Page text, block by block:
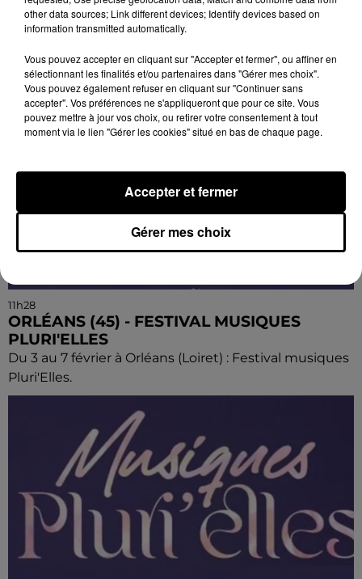
orfèvrerie.
11h28
ORLÉANS (45) - FESTIVAL MUSIQUES
PLURI'ELLES
Du 3 au 7 février à Orléans (Loiret) : Festival musiques
Pluri'Elles.
other data sources; Link different devices; Identify devices based on
information transmitted automatically.
Vous pouvez accepter en cliquant sur "Accepter et fermer", ou affiner en
sélectionnant les finalités et/ou partenaires dans "Gérer mes choix".
Vous pouvez également refuser en cliquant sur "Continuer sans
accepter". Vos préférences ne s'appliqueront que pour ce site. Vous
pouvez mettre à jour vos choix, ou retirer votre consentement à tout
moment via le lien "Gérer les cookies" situé en bas de chaque page.
Gérer mes choix
Accepter et fermer